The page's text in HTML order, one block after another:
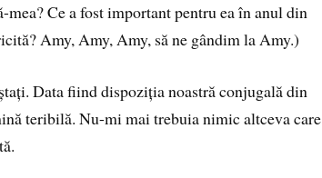
mea? Ce a fost important pentru ea în anul din
Amy, Amy, Amy, să ne gândim la Amy.)
Data fiind dispoziția noastră conjugală din
teribilă. Nu-mi mai trebuia nimic altceva care